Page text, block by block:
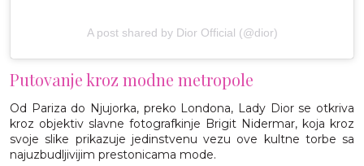
A post shared by Dior Official (@dior)
Putovanje kroz modne metropole
Od Pariza do Njujorka, preko Londona, Lady Dior se otkriva
kroz objektiv slavne fotografkinje Brigit Nidermar, koja kroz
svoje slike prikazuje jedinstvenu vezu ove kultne torbe sa
najuzbudljivijim prestonicama mode.